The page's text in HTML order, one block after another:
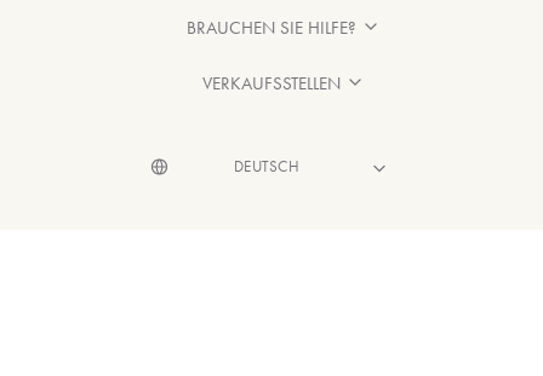
BRAUCHEN SIE HILFE?
VERKAUFSSTELLEN